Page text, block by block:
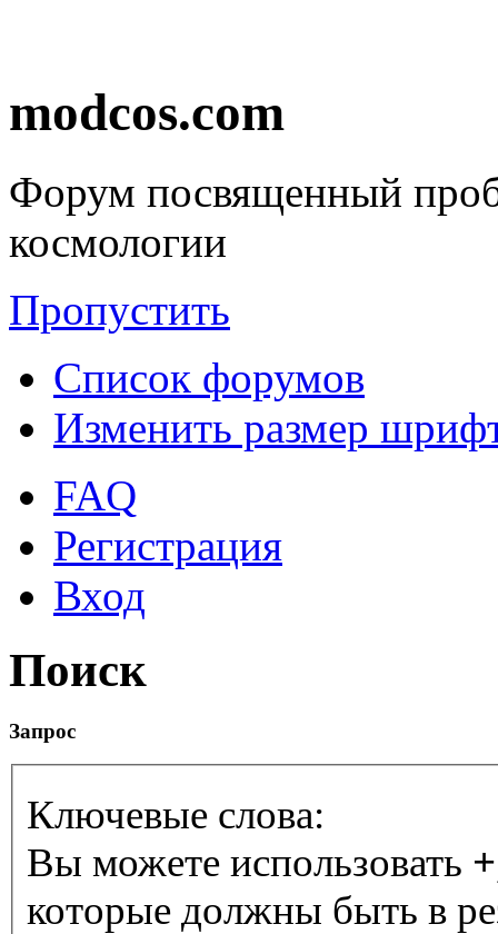
modcos.com
Форум посвященный
космологии
Пропустить
Список форумов
Изменить размер
FAQ
Регистрация
Вход
Поиск
Запрос
Ключевые слова:
Вы можете использовать +
которые должны быть в